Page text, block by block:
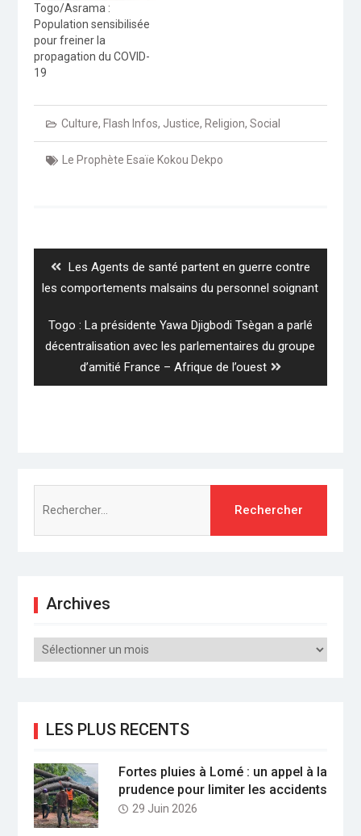
Togo/Asrama :
Population sensibilisée
pour freiner la
propagation du COVID-
19
Culture, Flash Infos, Justice, Religion, Social
Le Prophète Esaïe Kokou Dekpo
l’articlePrevious
post:
Les Agents de santé partent en guerre contre
les comportements malsains du personnel soignant
Next
post:
Togo : La présidente Yawa Djigbodi Tsègan a parlé
décentralisation avec les parlementaires du groupe
d’amitié France – Afrique de l’ouest
Archives
Archives
LES PLUS RECENTS
Fortes pluies à Lomé : un appel à la
prudence pour limiter les accidents
29 Juin 2026